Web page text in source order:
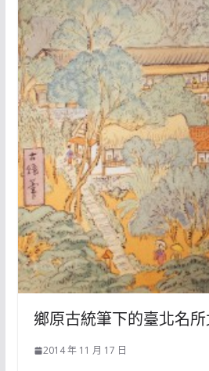
鄉原古統筆下的臺北名
2014 年 11 月 17 日